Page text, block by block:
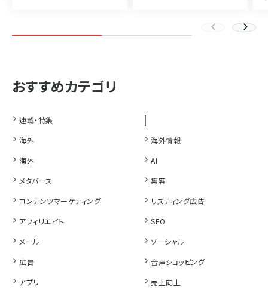
連載・特集 |
海外
海外情報
海外
AI
メタバース
集客
コンテンツマーケティング
リスティング広告
アフィリエイト
SEO
メール
ソーシャル
広告
音声ショッピング
アプリ
売上向上